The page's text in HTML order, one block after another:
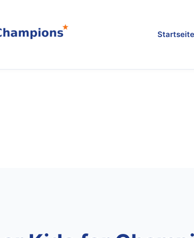
Startseite